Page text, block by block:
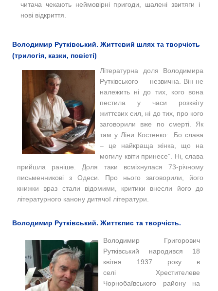
читача чекають неймовірні пригоди, шалені звитяги і
нові відкриття.
Володимир Рутківський. Життєвий шлях та творчість
(трилогія, казки, повісті)
Літературна доля Володимира
Рутківського — незвична. Він не
належить ні до тих, кого вона
пестила у часи розквіту
життєвих сил, ні до тих, про кого
заговорили вже по смерті. Як
там у Ліни Костенко: „Бо слава
– це найкраща жінка, що на
могилу квіти принесе”. Ні, слава
прийшла раніше. Доля таки всміхнулася 73-річному
письменникові з Одеси. Про нього заговорили, його
книжки враз стали відомими, критики внесли його до
літературного канону дитячої літератури.
Володимир Рутківський. Життєпис та творчість.
Володимир Григорович
Рутківський народився 18
квітня 1937 року в
селі Хрестителеве
Чорнобаївського району на